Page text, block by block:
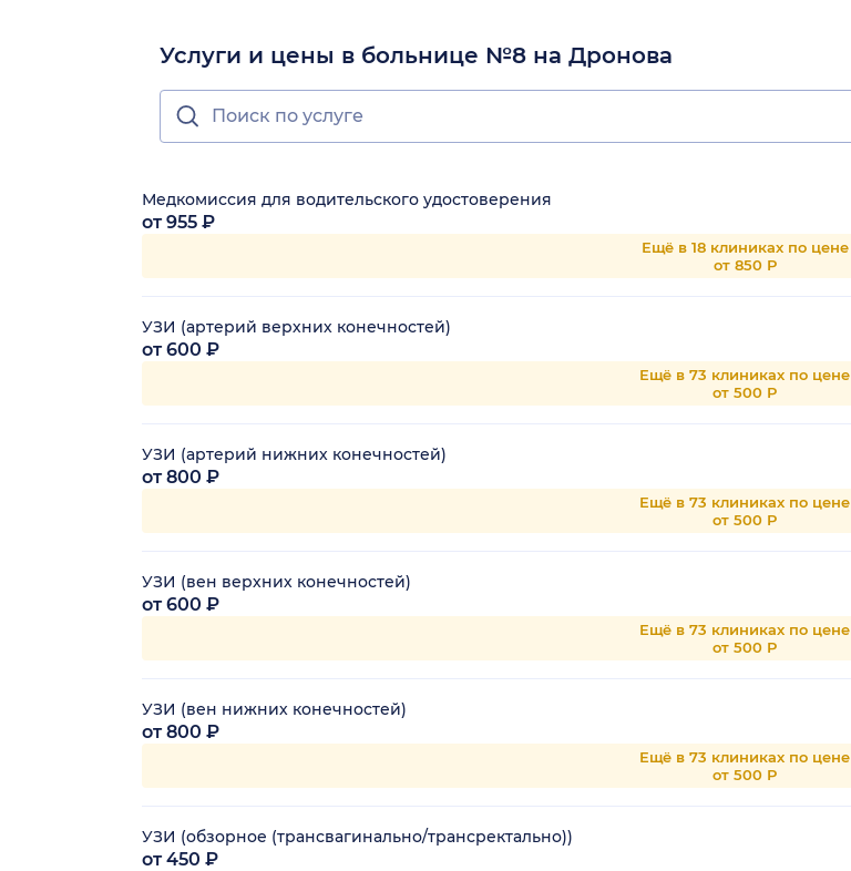
Услуги и цены в больнице №8 на Дронова
Медкомиссия для водительского удостоверения
от 955 ₽
Ещё в 18 клиниках по цене
от 850 Р
УЗИ (артерий верхних конечностей)
от 600 ₽
Ещё в 73 клиниках по цене
от 500 Р
УЗИ (артерий нижних конечностей)
от 800 ₽
Ещё в 73 клиниках по цене
от 500 Р
УЗИ (вен верхних конечностей)
от 600 ₽
Ещё в 73 клиниках по цене
от 500 Р
УЗИ (вен нижних конечностей)
от 800 ₽
Ещё в 73 клиниках по цене
от 500 Р
УЗИ (обзорное (трансвагинально/трансректально))
от 450 ₽